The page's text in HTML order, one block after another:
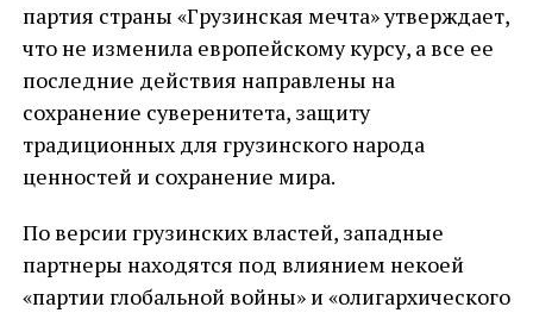
партия страны «Грузинская мечта» утверждает,
что не изменила европейскому курсу, а все ее
последние действия направлены на
сохранение суверенитета, защиту
традиционных для грузинского народа
ценностей и сохранение мира.
По версии грузинских властей, западные
партнеры находятся под влиянием некоей
«партии глобальной войны» и «олигархического